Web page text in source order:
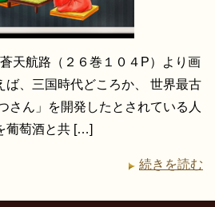
天航路（２６巻１０４P）より画
、三国時代どころか、 世界最古
さん」を開発したとされている人
葡萄酒と共 […]
続きを読む